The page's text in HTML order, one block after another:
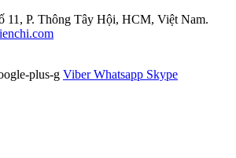
11, P. Thông Tây Hội, HCM, Việt Nam.
plus-g Viber Whatsapp Skype